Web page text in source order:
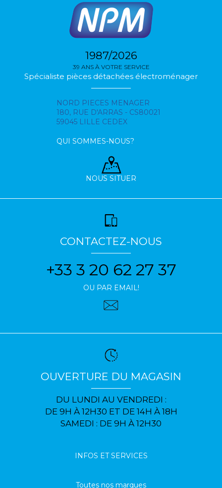
1987/2026
39 ANS À VOTRE SERVICE
Spécialiste pièces détachées électroménager
NORD PIECES MENAGER
180, RUE D'ARRAS - CS80021
59045 LILLE CEDEX
QUI SOMMES-NOUS?
NOUS SITUER
CONTACTEZ-NOUS
+33 3 20 62 27 37
OU PAR EMAIL!
OUVERTURE DU MAGASIN
DU LUNDI AU VENDREDI :
DE 9H À 12H30 ET DE 14H À 18H
SAMEDI : DE 9H À 12H30
INFOS ET SERVICES
Toutes nos marques